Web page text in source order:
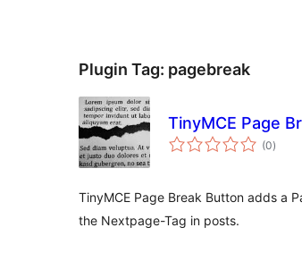
Plugin Tag: pagebreak
TinyMCE Page
(0total
ratings
)
TinyMCE Page Break Button adds a
the Nextpage-Tag in posts.